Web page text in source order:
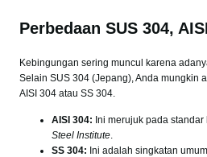
Perbedaan SUS 304,
Kebingungan sering muncul karena
Selain SUS 304 (Jepang), Anda mungkin
AISI 304 atau SS 304.
AISI 304: Ini merujuk pada
Steel Institute.
SS 304: Ini adalah singkatan